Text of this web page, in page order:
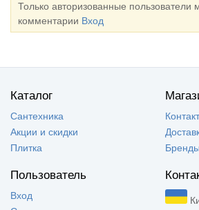
Только авторизованные пользователи
комментарии Вход
Каталог
Сантехника
Акции и скидки
Плитка
Бренды
Пользователь
Вход